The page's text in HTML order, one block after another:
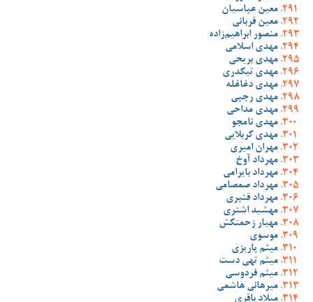
معین عباسیان
معین قربانی
منصور ابراهیم‌زاده
مهدی اسلامی
مهدی بریحی
مهدی تیکدری
مهدی دغاغله
مهدی رجبی
مهدی مداحی
مهدی نامجو
مهدی کربلایی
مهران امیری
مهرداد آوخ
مهرداد بایرامی
مهرداد صمصامی
مهرداد قنبری
مهشید اشتری
مهیار زحمتکش
موسوی
میثم پاریزی
میثم تهی دست
میثم فردوسی
میرهانی هاشمی
میلاد باقری